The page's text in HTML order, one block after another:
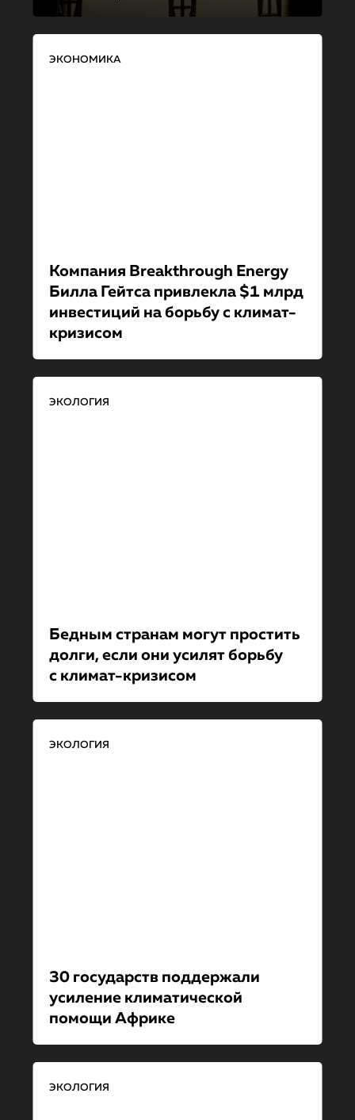
ЭКОНОМИКА
Компания Breakthrough Energy
Билла Гейтса привлекла $1 млрд
инвестиций на борьбу с климат-
кри­зи­сом
ЭКОЛОГИЯ
Бедным странам могут простить
долги, если они усилят борьбу
с климат-кри­зи­сом
ЭКОЛОГИЯ
30 государств поддержали
усиление климатической
помощи Африке
ЭКОЛОГИЯ